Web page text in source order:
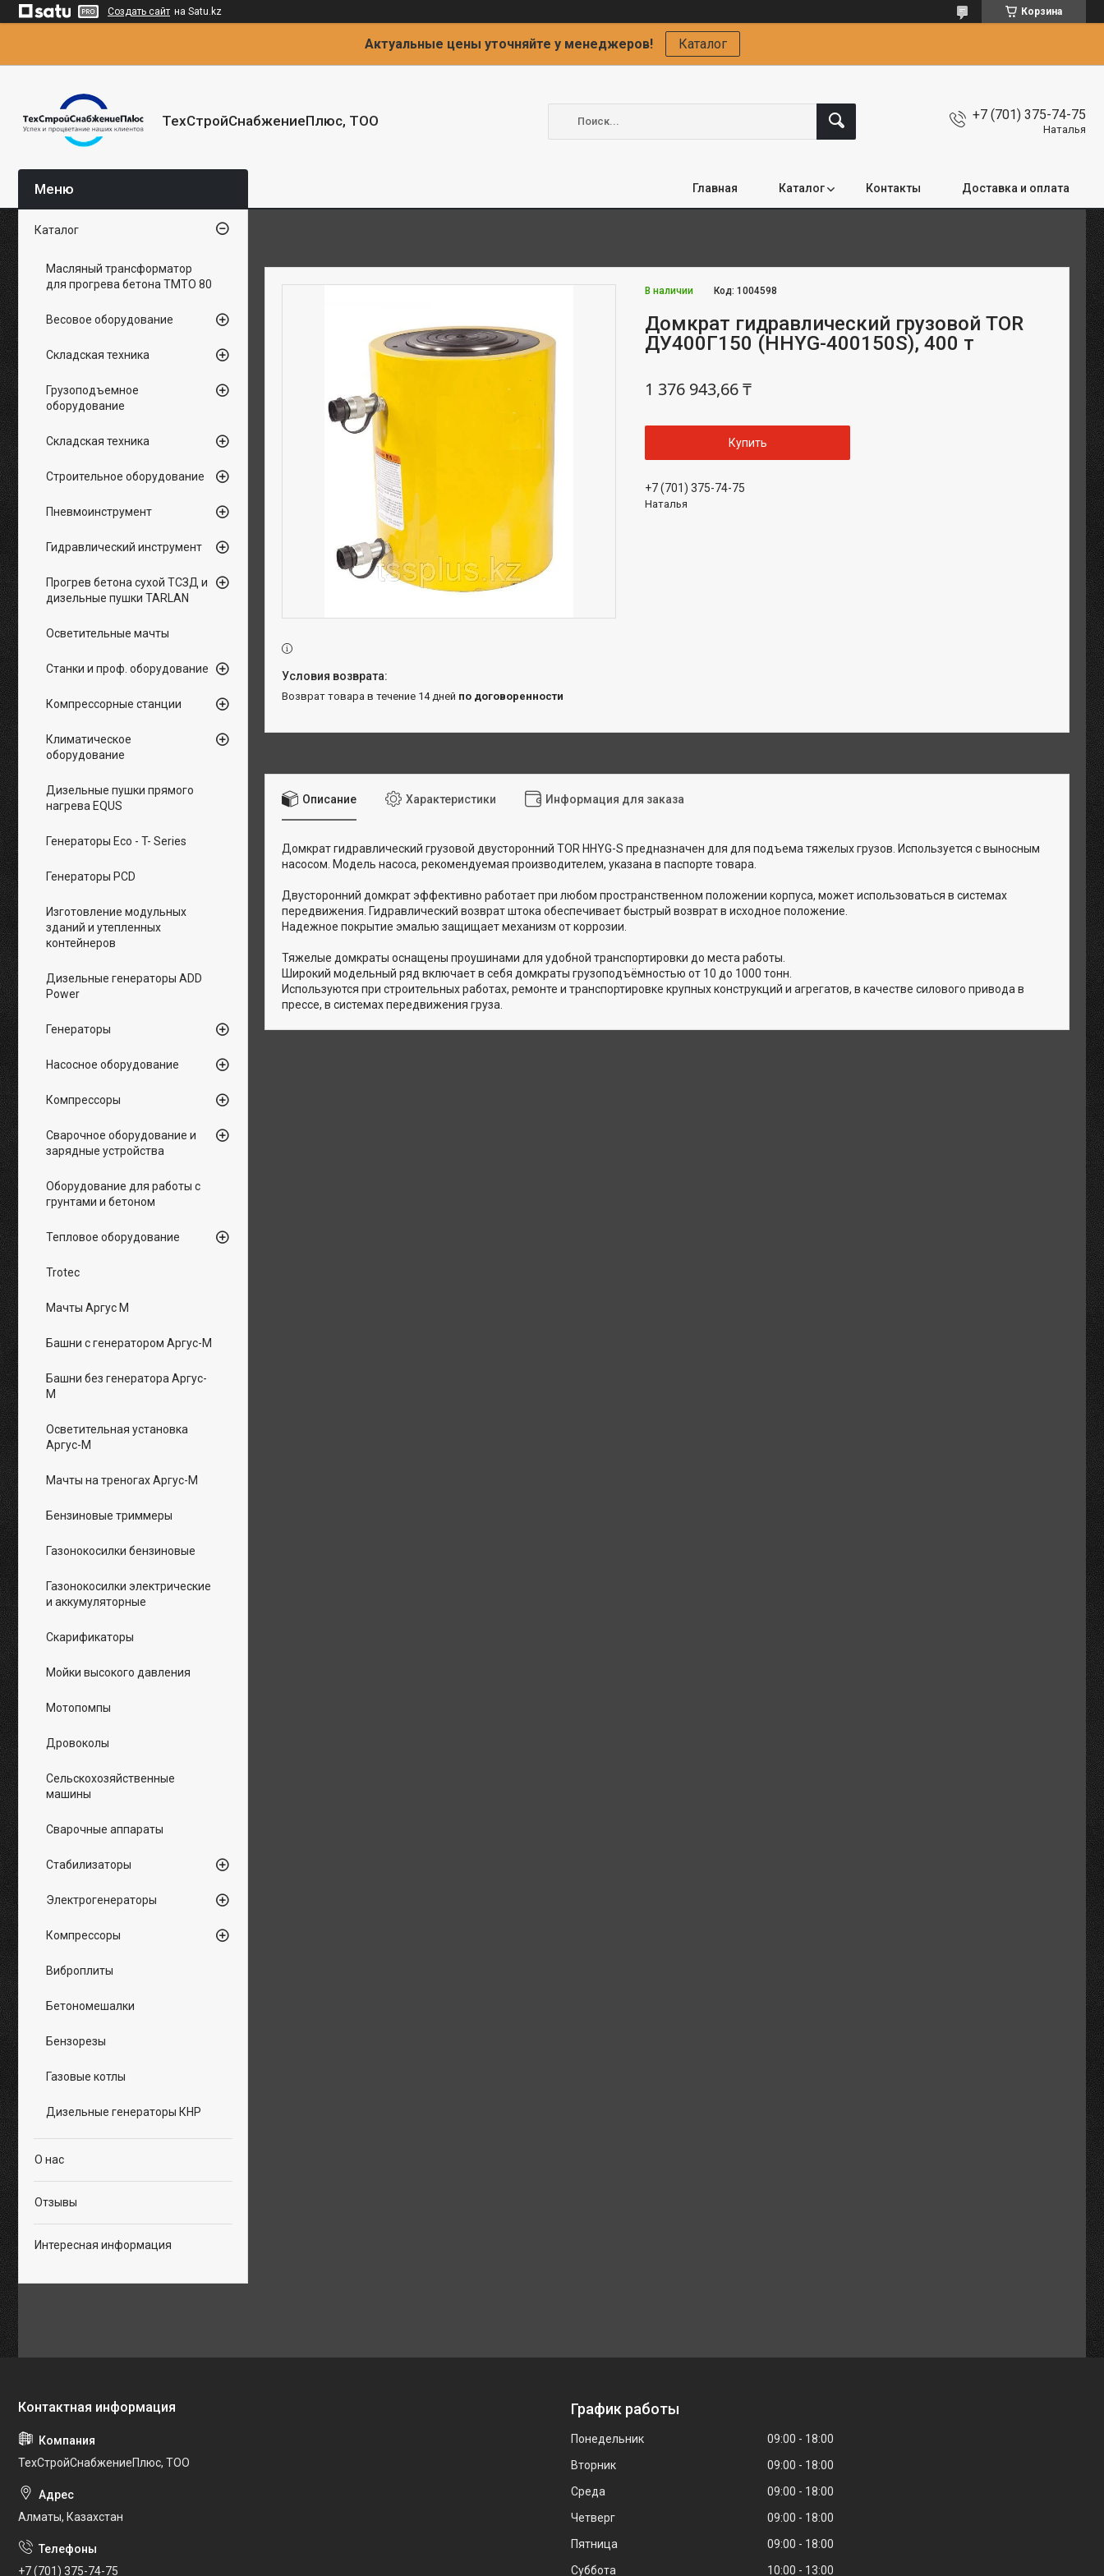
Создать сайт на Satu.kz Корзина
Актуальные цены уточняйте у менеджеров! Каталог
ТехСтройСнабжениеПлюс, ТОО +7 (701) 375-74-75
Наталья
Главная Каталог Контакты Доставка и оплата
В наличии Код:1004598
Домкрат гидравлический грузовой TOR
ДУ400Г150 (HHYG-400150S), 400 т
1 376 943,66 ₸
Купить
+7 (701) 375-74-75
Наталья
возврат товара в течение 14 дней по договоренности
Описание Характеристики Информация для заказа
Домкрат гидравлический грузовой двусторонний TOR HHYG-S предназначен для для подъема тяжелых грузов. Используется с выносным
насосом. Модель насоса, рекомендуемая производителем, указана в паспорте товара.
Двусторонний домкрат эффективно работает при любом пространственном положении корпуса, может использоваться в системах
передвижения. Гидравлический возврат штока обеспечивает быстрый возврат в исходное положение.
Надежное покрытие эмалью защищает механизм от коррозии.
Тяжелые домкраты оснащены проушинами для удобной транспортировки до места работы.
Широкий модельный ряд включает в себя домкраты грузоподъёмностью от 10 до 1000 тонн.
Используются при строительных работах, ремонте и транспортировке крупных конструкций и агрегатов, в качестве силового привода в
прессе, в системах передвижения груза.
Каталог
Масляный трансформатор
для прогрева бетона ТМТО 80
Весовое оборудование
Складская техника
Грузоподъемное
оборудование
Складская техника
Строительное оборудование
Пневмоинструмент
Гидравлический инструмент
Прогрев бетона сухой ТСЗД и
дизельные пушки TARLAN
Осветительные мачты
Станки и проф. оборудование
Компрессорные станции
Климатическое
оборудование
Дизельные пушки прямого
нагрева EQUS
Генераторы Eco - T- Series
Генераторы PCD
Изготовление модульных
зданий и утепленных
контейнеров
Дизельные генераторы ADD
Power
Генераторы
Насосное оборудование
Компрессоры
Сварочное оборудование и
зарядные устройства
Оборудование для работы с
грунтами и бетоном
Тепловое оборудование
Trotec
Мачты Аргус М
Башни с генератором Аргус-М
Башни без генератора Аргус-
М
Осветительная установка
Аргус-М
Мачты на треногах Аргус-М
Бензиновые триммеры
Газонокосилки бензиновые
Газонокосилки электрические
и аккумуляторные
Скарификаторы
Мойки высокого давления
Мотопомпы
Дровоколы
Сельскохозяйственные
машины
Сварочные аппараты
Стабилизаторы
Электрогенераторы
Компрессоры
Виброплиты
Бетономешалки
Бензорезы
Газовые котлы
Дизельные генераторы КНР
О нас
Отзывы
Интересная информация
ТехСтройСнабжениеПлюс, ТОО
Алматы, Казахстан
+7 (701) 375-74-75
График работы
Понедельник 09:00
18:00
Вторник
09:00
18:00
Среда
09:00
18:00
Четверг
09:00
18:00
Пятница
09:00
18:00
Суббота
10:00 13:00